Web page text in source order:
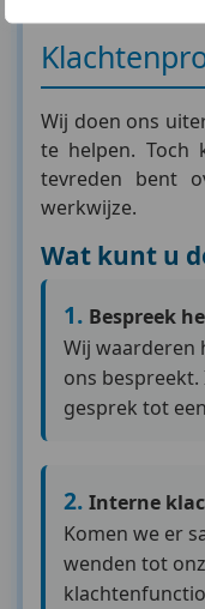
Wij doen ons
te helpen.
tevreden bent
werkwijze.
Wat kunt u
Bespreek
Wij waarderen
ons bespreekt.
gesprek tot
⁠Interne
Komen we er
wenden tot